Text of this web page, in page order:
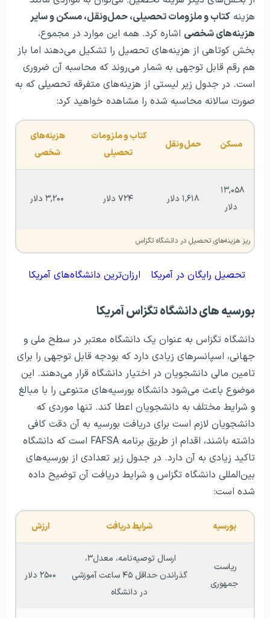
هزینه کتاب و ملزومات تحصیلی، حمل‌ونقل، مسکن و سایر
هزینه‌های شخصی اشاره کرد. همه این موارد در مجموع،
بخش کوتاهی از هزینه‌های تحصیل را تشکیل می‌دهند اما باز
هم رقم قابل توجهی به شمار می‌روند که محاسبه آن ضروری
است. در جدول زیر لیستی از هزینه‌های متفرقه تحصیلی که به
صورت سالانه محاسبه شده را مشاهده خواهید کرد:
مسکن حمل‌ونقل
تحصیلی
شخصی
دلار
۱,۶۱۸ دلار ۷۲۴ دلار ۳,۲۰۰ دلار
ریز هزینه‌های تحصیل در دانشگاه تگزاس
تحصیل رایگان در آمریکا ارزان‌ترین دانشگاه‌های آمریکا
بورسیه های دانشگاه تگزاس آمریکا
دانشگاه تگزاس به عنوان یک دانشگاه معتبر در سطح ملی و
جهانی، اسپانسرهای زیادی دارد که بودجه قابل توجهی را برای
تامین مالی دانشجویان در اختیار دانشگاه قرار می‌دهند. این
موضوع باعث می‌شود دانشگاه بورسیه‌های متنوعی را با مبالغ
و شرایط مختلف به دانشجویان اعطا کند. تنها موردی که
دانشجویان لازم است برای دریافت بورسیه به آن دقت کافی
داشته باشند، اقدام از طریق برنامه FAFSA است که دانشگاه
تاکید زیادی به آن دارد. در جدول زیر تعدادی از بورسیه‌های
بین‌المللی دانشگاه تگزاس و شرایط دریافت آن توضیح داده
شده است:
بورسیه شرایط دریافت ارزش
جمهوری
در دانشگاه
۲۵۰۰ دلار